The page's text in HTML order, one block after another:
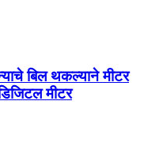
बिल थकल्याने मीटर
मीटर